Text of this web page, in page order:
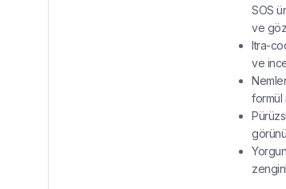
SOS
ve göz
ltra-
ve
formül